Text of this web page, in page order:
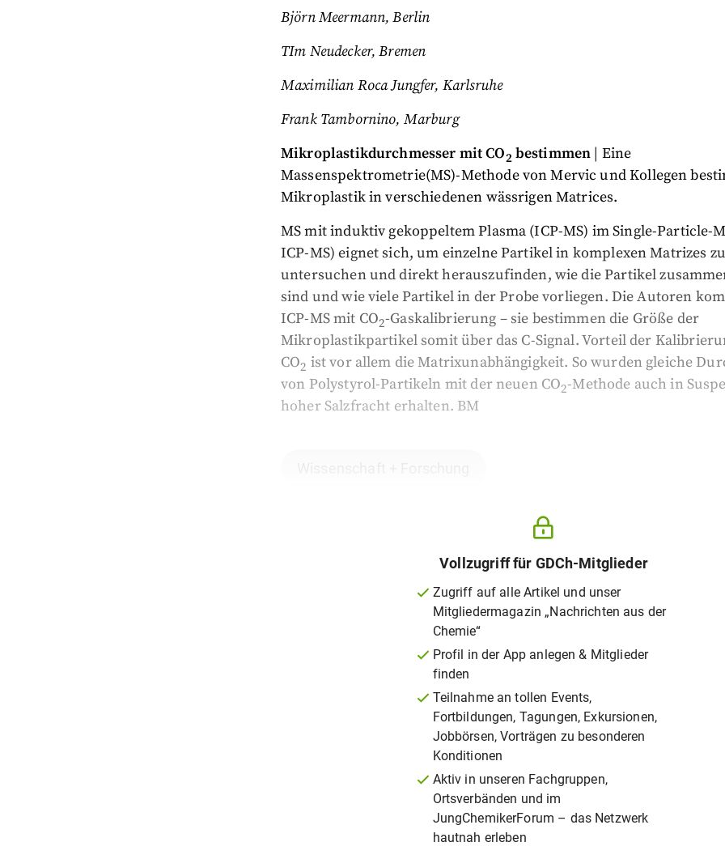
Björn Meermann, Berlin
TIm Neudecker, Bremen
Maximilian Roca Jungfer, Karlsruhe
Frank Tambornino, Marburg
Mikroplastikdurchmesser mit CO2 bestimmen | Eine
Massenspektrometrie(MS)-Methode von Mervic und Kollegen
Mikroplastik in verschiedenen wässrigen Matrices.
MS mit induktiv gekoppeltem Plasma (ICP-MS) im Single-Particle-
ICP-MS) eignet sich, um einzelne Partikel in komplexen Matrizes zu
untersuchen und direkt herauszufinden, wie die Partikel
sind und wie viele Partikel in der Probe vorliegen. Die Autoren
ICP-MS mit CO2-Gaskalibrierung – sie bestimmen die Größe der
Mikroplastikpartikel somit über das C-Signal. Vorteil der
CO2 ist vor allem die Matrixunabhängigkeit. So wurden gleiche
von Polystyrol-Partikeln mit der neuen CO2-Methode auch in
hoher Salzfracht erhalten. BM
Vollzugriff für GDCh-Mitglieder
Zugriff auf alle Artikel und unser
Mitgliedermagazin „Nachrichten aus der
Chemie“
Profil in der App anlegen & Mitglieder
finden
Teilnahme an tollen Events,
Fortbildungen, Tagungen, Exkursionen,
Jobbörsen, Vorträgen zu besonderen
Konditionen
Aktiv in unseren Fachgruppen,
Ortsverbänden und im
JungChemikerForum – das Netzwerk
hautnah erleben